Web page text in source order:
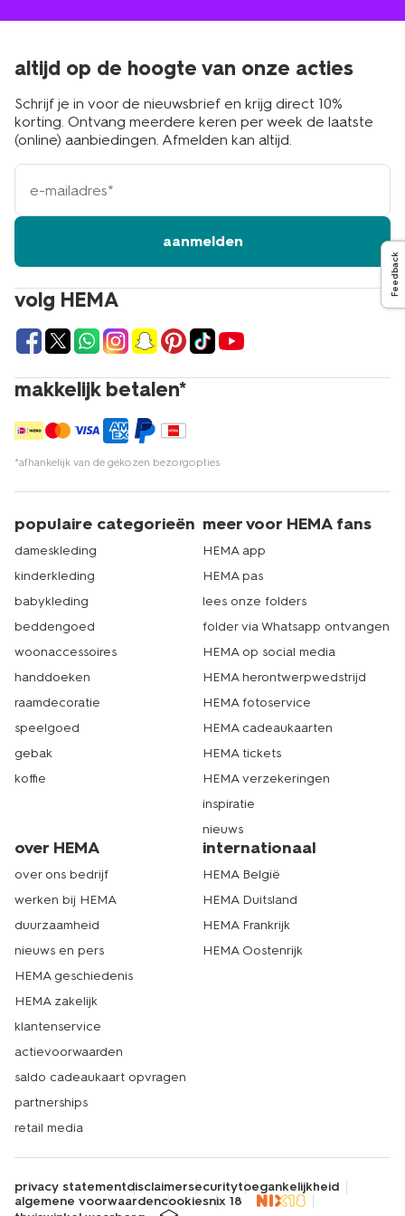
volg HEMA
makkelijk betalen*
*afhankelijk van de gekozen bezorgopties
altijd op de hoogte van onze acties
Schrijf je in voor de nieuwsbrief en krijg direct 10%
korting. Ontvang meerdere keren per week de laatste
(online) aanbiedingen. Afmelden kan altijd.
e-
mailadres
aanmelden
populaire categorieën
dameskleding
kinderkleding
babykleding
beddengoed
woonaccessoires
handdoeken
raamdecoratie
speelgoed
gebak
koffie
meer voor HEMA fans
HEMA app
HEMA pas
lees onze folders
folder via Whatsapp ontvangen
HEMA op social media
HEMA herontwerpwedstrijd
HEMA fotoservice
HEMA cadeaukaarten
HEMA tickets
HEMA verzekeringen
inspiratie
nieuws
over HEMA
over ons bedrijf
werken bij HEMA
duurzaamheid
nieuws en pers
HEMA geschiedenis
HEMA zakelijk
klantenservice
actievoorwaarden
saldo cadeaukaart opvragen
partnerships
retail media
internationaal
HEMA België
HEMA Duitsland
HEMA Frankrijk
HEMA Oostenrijk
privacy statementdisclaimersecuritytoegankelijkheid
algemene voorwaardencookiesnix 18
Feedback